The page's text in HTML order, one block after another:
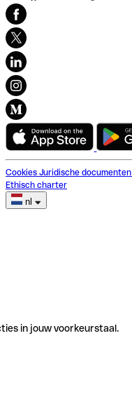
Cookies Juridische documenten
Ethisch charter
nl
in jouw voorkeurstaal.